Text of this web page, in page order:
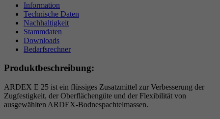
Information
Technische Daten
Nachhaltigkeit
Stammdaten
Downloads
Bedarfsrechner
Produktbeschreibung:
ARDEX E 25 ist ein flüssiges Zusatzmittel zur Verbesserung der
Zugfestigkeit, der Oberflächengüte und der Flexibilität von
ausgewählten ARDEX-Bodnespachtelmassen.